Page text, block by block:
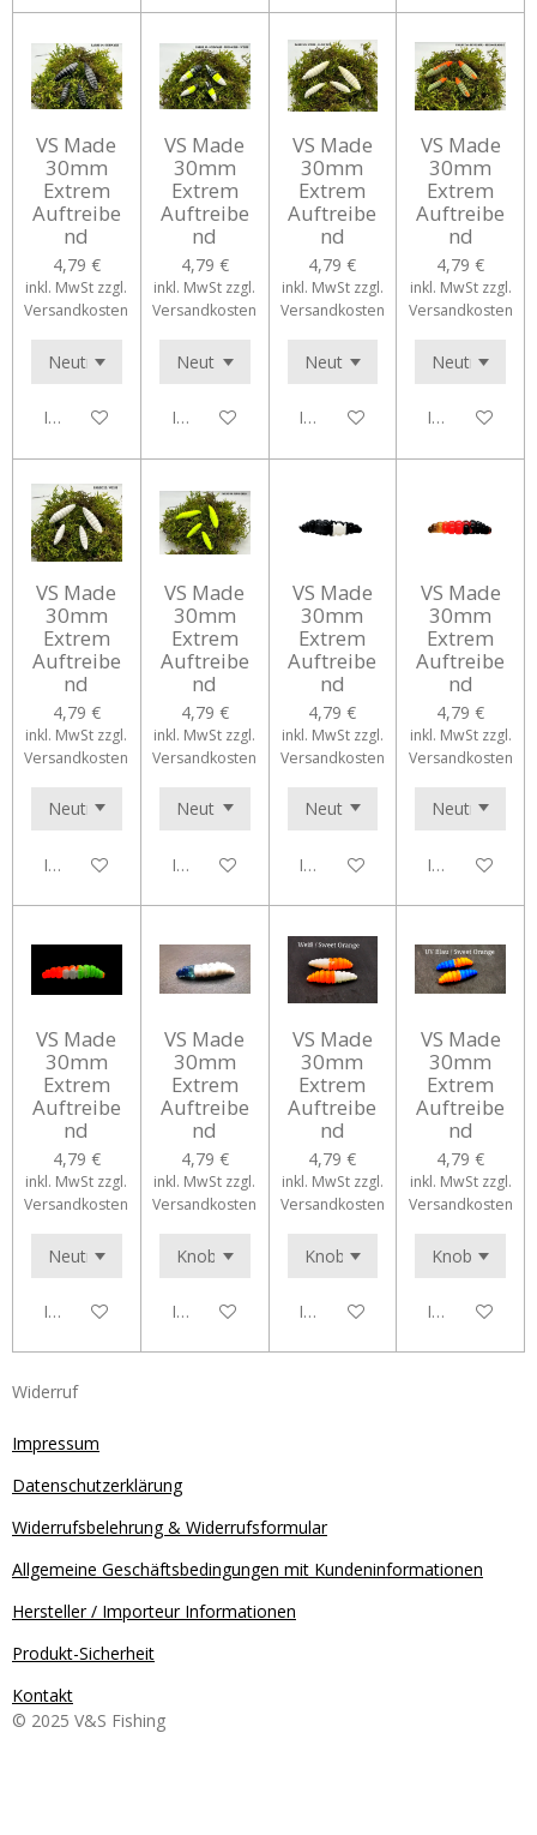
VS Made
30mm
Extrem
Auftreibe
nd
4,79 €
inkl. MwSt zzgl.
Versandkosten
In den Warenkorb
VS Made
30mm
Extrem
Auftreibe
nd
4,79 €
inkl. MwSt zzgl.
Versandkosten
In den Warenkorb
VS Made
30mm
Extrem
Auftreibe
nd
4,79 €
inkl. MwSt zzgl.
Versandkosten
In den Warenkorb
VS Made
30mm
Extrem
Auftreibe
nd
4,79 €
inkl. MwSt zzgl.
Versandkosten
In den
VS Made
30mm
Extrem
Auftreibe
nd
4,79 €
inkl. MwSt zzgl.
Versandkosten
In den Warenkorb
VS Made
30mm
Extrem
Auftreibe
nd
4,79 €
inkl. MwSt zzgl.
Versandkosten
In den Warenkorb
VS Made
30mm
Extrem
Auftreibe
nd
4,79 €
inkl. MwSt zzgl.
Versandkosten
In den Warenkorb
VS Made
30mm
Extrem
Auftreibe
nd
4,79 €
inkl. MwSt zzgl.
Versandkosten
In den
VS Made
30mm
Extrem
Auftreibe
nd
4,79 €
inkl. MwSt zzgl.
Versandkosten
In den Warenkorb
VS Made
30mm
Extrem
Auftreibe
nd
4,79 €
inkl. MwSt zzgl.
Versandkosten
In den Warenkorb
VS Made
30mm
Extrem
Auftreibe
nd
4,79 €
inkl. MwSt zzgl.
Versandkosten
In den Warenkorb
VS Made
30mm
Extrem
Auftreibe
nd
4,79 €
inkl. MwSt zzgl.
Versandkosten
In den
Widerruf
Impressum
Datenschutzerklärung
Widerrufsbelehrung & Widerrufsformular
Allgemeine Geschäftsbedingungen mit Kundeninformationen
Hersteller / Importeur Informationen
Produkt-Sicherheit
Kontakt
© 2025 V&S Fishing